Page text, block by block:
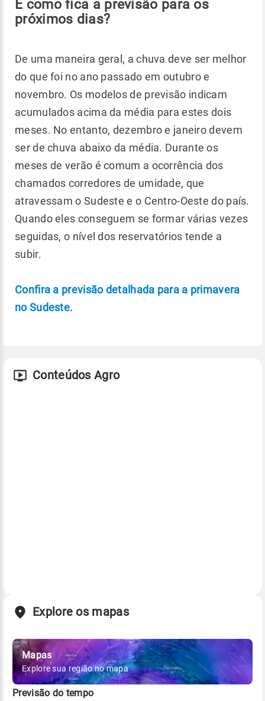
E como fica a previsão para os
próximos dias?
De uma maneira geral, a chuva deve ser melhor
do que foi no ano passado em outubro e
novembro. Os modelos de previsão indicam
acumulados acima da média para estes dois
meses. No entanto, dezembro e janeiro devem
ser de chuva abaixo da média. Durante os
meses de verão é comum a ocorrência dos
chamados corredores de umidade, que
atravessam o Sudeste e o Centro-Oeste do país.
Quando eles conseguem se formar várias vezes
seguidas, o nível dos reservatórios tende a
subir.
Confira a previsão detalhada para a primavera
no Sudeste.
Conteúdos Agro
Explore os mapas
Mapas
Explore sua região no mapa
Previsão do tempo